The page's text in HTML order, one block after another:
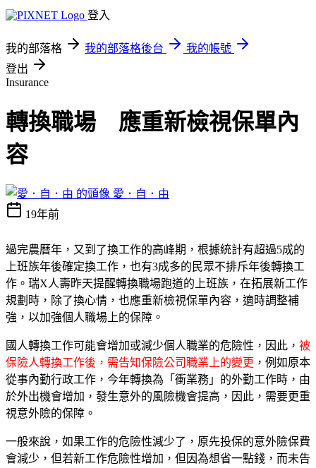
登入
我的部落格 我的部落格後台
我的帳號
登出
Insurance
轉換職場 應重新檢視保單內
容
愛．自．由
19年前
過完農曆年，又到了換工作的高峰期，根據統計有超過5成的
上班族年後確定換工作，也有3成多的民眾不排斥年後轉換工
作。瑞X人壽昨天提醒轉換職場跑道的上班族，在拓展新工作
規劃時，除了換心情，也應重新檢視保單內容，適時調整補
強，以加強個人職場上的保障。
國人轉換工作可能會增加或減少個人職業的危險性，因此， 被
保險人轉換工作後，需告知保險公司職業上的變更 ，例如原本
從事內勤行政工作，今年轉換為「衝業務」的外勤工作時，由
於外出機會增加，發生意外的風險機會提高，因此，需要更重
視意外險的保障。
一般來說，如果工作的危險性減少了，原先投保的意外險保費
會減少，但若新工作危險性增加，但因為想省一點錢，而未告